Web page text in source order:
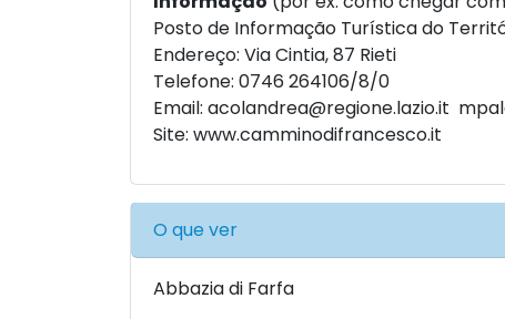
Posto de Informação Turística do
Endereço: Via Cintia, 87 Rieti
Telefone: 0746 264106/8/0
Email: acolandrea@regione.lazio.it
Site: www.camminodifrancesco.it
O que ver
Abbazia di Farfa